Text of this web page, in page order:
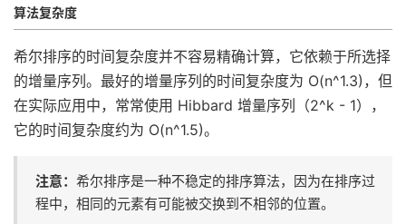
算法复杂度
希尔排序的时间复杂度并不容易精确计算，它依赖于所选择
的增量序列。最好的增量序列的时间复杂度为 O(n^1.3)，但
在实际应用中，常常使用 Hibbard 增量序列（2^k - 1），
它的时间复杂度约为 O(n^1.5)。
注意： 希尔排序是一种不稳定的排序算法，因为在排序过
程中，相同的元素有可能被交换到不相邻的位置。